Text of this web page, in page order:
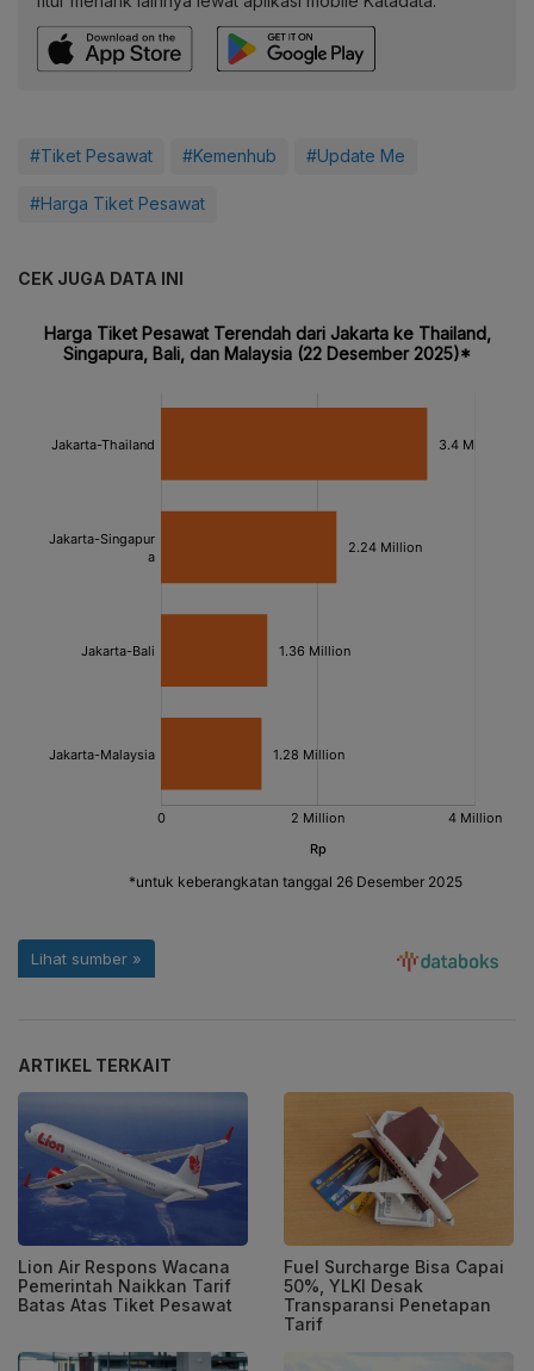
#Tiket Pesawat #Kemenhub #Update Me
#Harga Tiket Pesawat
CEK JUGA DATA INI
ARTIKEL TERKAIT
Lion Air Respons Wacana
Pemerintah Naikkan Tarif
Batas Atas Tiket Pesawat
Fuel Surcharge Bisa Capai
50%, YLKI Desak
Transparansi Penetapan
Tarif